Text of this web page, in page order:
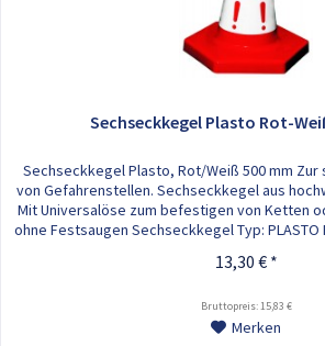
Sechseckkegel Plasto Rot-
Sechseckkegel Plasto, Rot/Weiß 500 mm Zur
von Gefahrenstellen. Sechseckkegel aus
Mit Universalöse zum befestigen von Ketten
ohne Festsaugen Sechseckkegel Typ: PLASTO
13,30 € *
Bruttopreis: 15,83 €
Merken